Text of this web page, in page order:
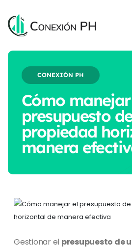
CONEXIÓN PH
Cómo
presupuesto
propiedad
manera
Gestionar el presupuesto de